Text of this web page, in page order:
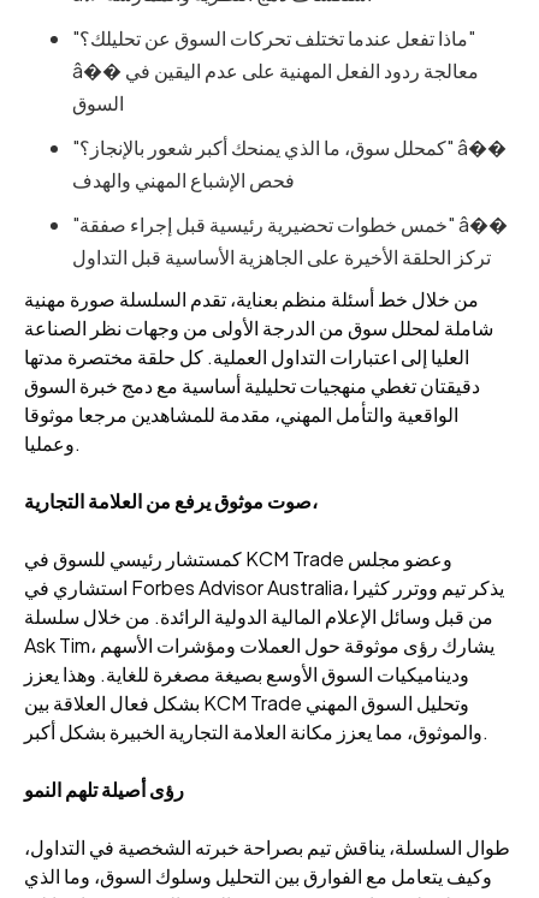
"ماذا تفعل عندما تختلف تحركات السوق عن تحليلك؟"
â�� معالجة ردود الفعل المهنية على عدم اليقين في
السوق
"كمحلل سوق، ما الذي يمنحك أكبر شعور بالإنجاز؟" â��
فحص الإشباع المهني والهدف
"خمس خطوات تحضيرية رئيسية قبل إجراء صفقة" â��
تركز الحلقة الأخيرة على الجاهزية الأساسية قبل التداول
من خلال خط أسئلة منظم بعناية، تقدم السلسلة صورة مهنية
شاملة لمحلل سوق من الدرجة الأولى من وجهات نظر الصناعة
العليا إلى اعتبارات التداول العملية. كل حلقة مختصرة مدتها
دقيقتان تغطي منهجيات تحليلية أساسية مع دمج خبرة السوق
الواقعية والتأمل المهني، مقدمة للمشاهدين مرجعا موثوقا
وعمليا.
صوت موثوق يرفع من العلامة التجارية،
كمستشار رئيسي للسوق في KCM Trade وعضو مجلس
استشاري في Forbes Advisor Australia، يذكر تيم ووترر كثيرا
من قبل وسائل الإعلام المالية الدولية الرائدة. من خلال سلسلة
Ask Tim، يشارك رؤى موثوقة حول العملات ومؤشرات الأسهم
وديناميكيات السوق الأوسع بصيغة مصغرة للغاية. وهذا يعزز
بشكل فعال العلاقة بين KCM Trade وتحليل السوق المهني
والموثوق، مما يعزز مكانة العلامة التجارية الخبيرة بشكل أكبر.
رؤى أصيلة تلهم النمو
طوال السلسلة، يناقش تيم بصراحة خبرته الشخصية في التداول،
وكيف يتعامل مع الفوارق بين التحليل وسلوك السوق، وما الذي